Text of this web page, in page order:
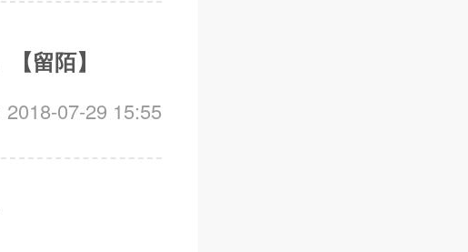
留陌】
07-29 15:55